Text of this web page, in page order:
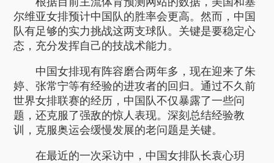
尔维亚女排预计中国队的胜率会更高。然而，中国
队有足够的实力挑战这两支球队。关键是要稳定心
态，充分发挥自己的技战术能力。
中国女排现有阵容磨合两年多，现在迎来了朱
婷、张常宁等有经验的进攻者的回归。通过不久前
世界女排联赛的经历，中国队不仅暴露了一些问
题，还克服了强敌的惊人表现。深刻总结经验教
训，克服奥运会缓慢发展的老问题是关键。
在最近的一次采访中，中国女排队长袁心玥